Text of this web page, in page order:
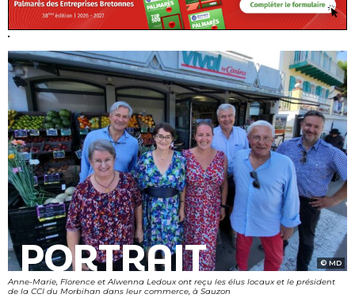
PORTRAIT MD
Anne-Marie, Florence et Alwenna Ledoux ont reçu les élus locaux et le président
de la CCI du Morbihan dans leur commerce, à Sauzon